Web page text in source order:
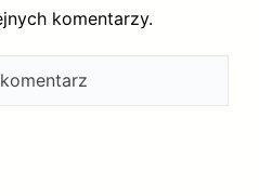
komentarzy.